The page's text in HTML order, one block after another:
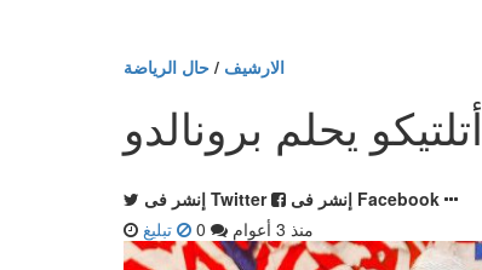
الارشيف / حال الرياضة
أتلتيكو يحلم برونالدو
إنشر فى Twitter
إنشر فى Facebook
منذ 3 أعوام
تبليغ